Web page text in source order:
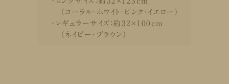
（コーラル・ホワイト・ピンク・イエロー）
・レギュラーサイズ：約32×100cm
（ネイビー・ブラウン）